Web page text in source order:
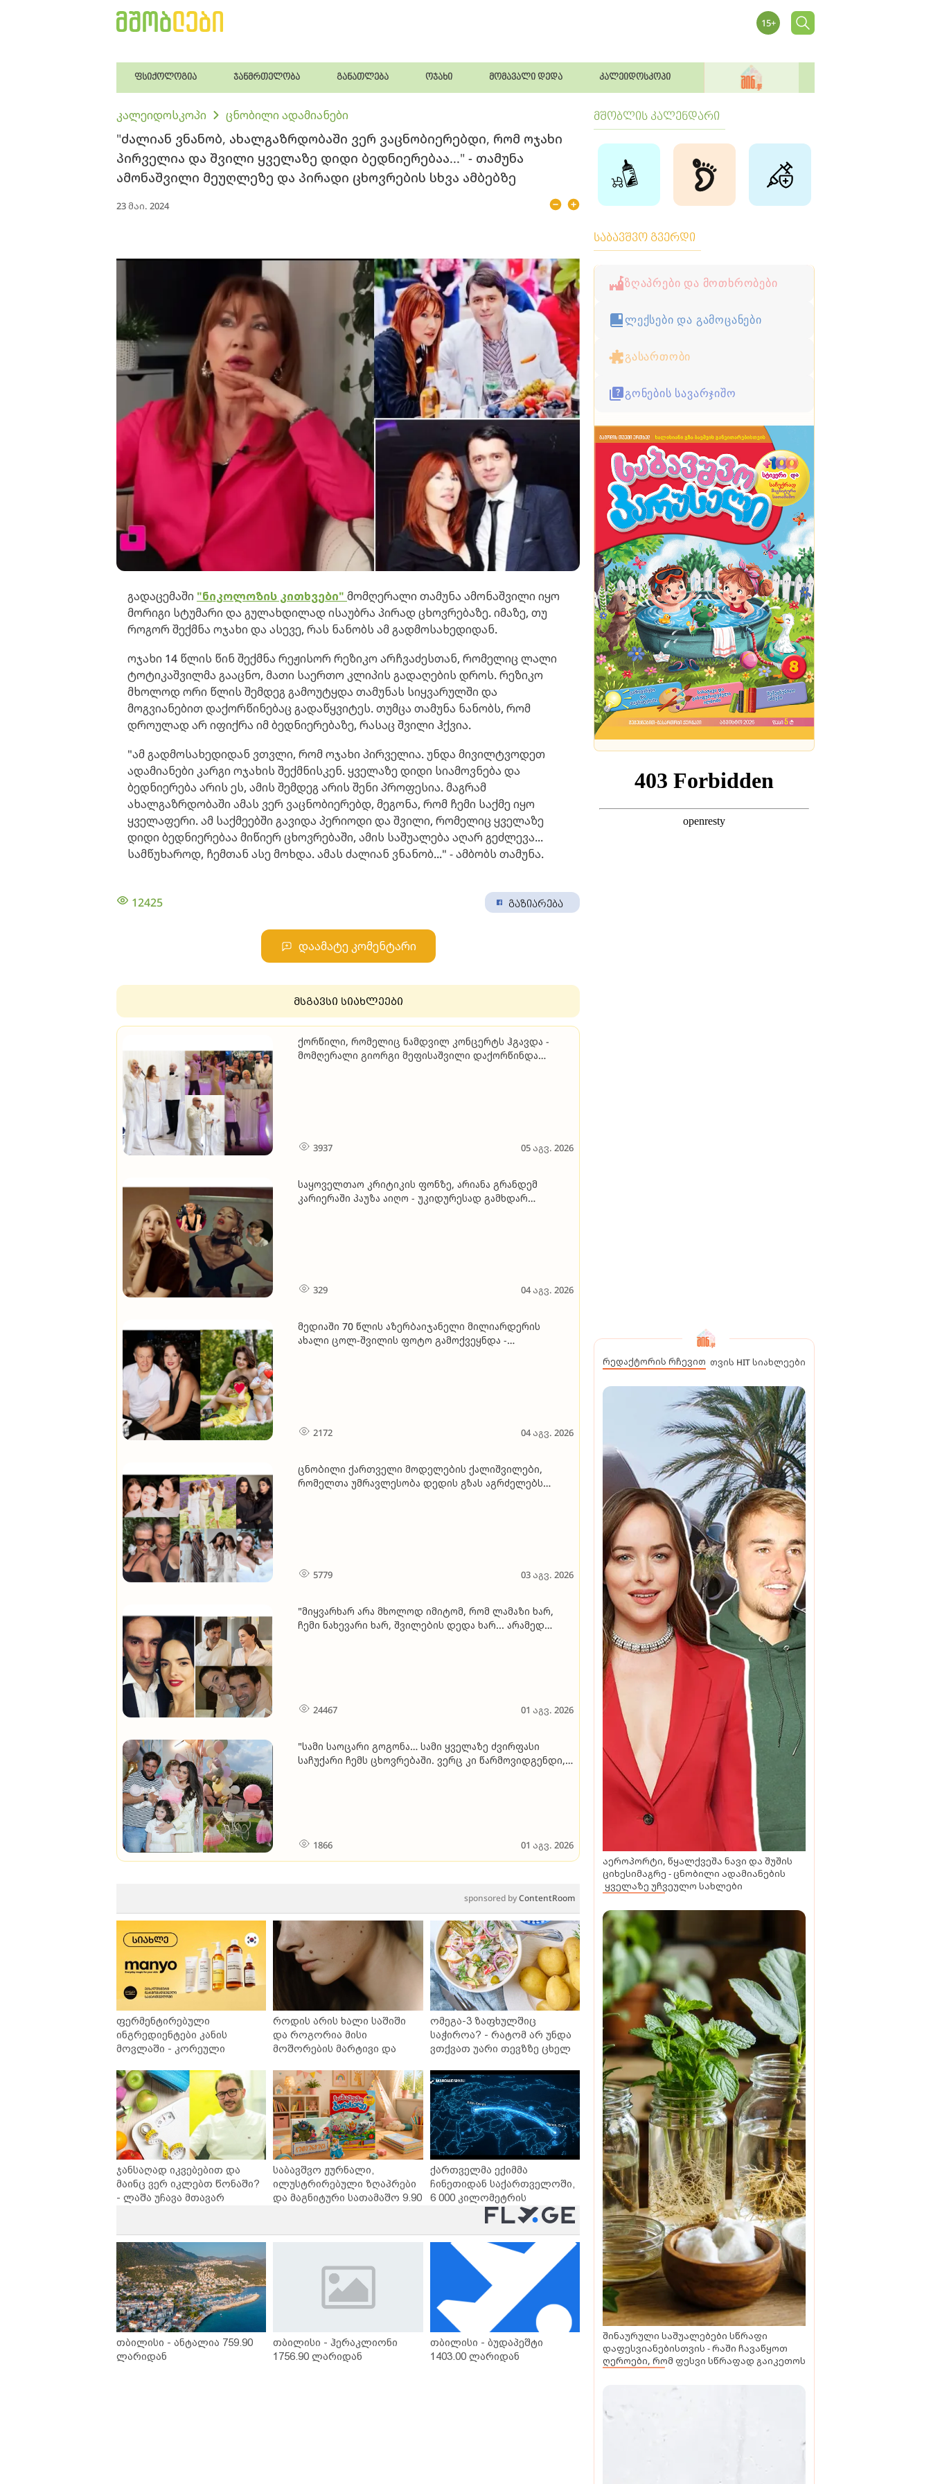
ფსიქოლოგია ჯანმრთელობა განათლება ოჯახი მომავალი დედა კალეიდოსკოპი
კალეიდოსკოპი ცნობილი ადამიანები
"ძალიან ვნანობ, ახალგაზრდობაში ვერ ვაცნობიერებდი, რომ ოჯახი
პირველია და შვილი ყველაზე დიდი ბედნიერებაა..." - თამუნა
ამონაშვილი მეუღლეზე და პირადი ცხოვრების სხვა ამბებზე
23 მაი. 2024
გადაცემაში "ნიკოლოზის კითხვები" მომღერალი თამუნა ამონაშვილი იყო
მორიგი სტუმარი და გულახდილად ისაუბრა პირად ცხოვრებაზე. იმაზე, თუ
როგორ შექმნა ოჯახი და ასევე, რას ნანობს ამ გადმოსახედიდან.
ოჯახი 14 წლის წინ შექმნა რეჟისორ რეზიკო არჩვაძესთან, რომელიც ლალი
ტოტიკაშვილმა გააცნო, მათი საერთო კლიპის გადაღების დროს. რეზიკო
მხოლოდ ორი წლის შემდეგ გამოუტყდა თამუნას სიყვარულში და
მოგვიანებით დაქორწინებაც გადაწყვიტეს. თუმცა თამუნა ნანობს, რომ
დროულად არ იფიქრა იმ ბედნიერებაზე, რასაც შვილი ჰქვია.
"ამ გადმოსახედიდან ვთვლი, რომ ოჯახი პირველია. უნდა მივილტვოდეთ
ადამიანები კარგი ოჯახის შექმნისკენ. ყველაზე დიდი სიამოვნება და
ბედნიერება არის ეს, ამის შემდეგ არის შენი პროფესია. მაგრამ
ახალგაზრდობაში ამას ვერ ვაცნობიერებდ, მეგონა, რომ ჩემი საქმე იყო
ყველაფერი. ამ საქმეებში გავიდა პერიოდი და შვილი, რომელიც ყველაზე
დიდი ბედნიერებაა მიწიერ ცხოვრებაში, ამის საშუალება აღარ გეძლევა...
სამწუხაროდ, ჩემთან ასე მოხდა. ამას ძალიან ვნანობ..." - ამბობს თამუნა.
12425 გაზიარება
დაამატე კომენტარი
მსგავსი სიახლეები
ქორწილი, რომელიც ნამდვილ კონცერტს ჰგავდა -
მომღერალი გიორგი მეფისაშვილი დაქორწინდა
3937 05 აგვ. 2026
საყოველთაო კრიტიკის ფონზე, არიანა გრანდემ
კარიერაში პაუზა აიღო - უკიდურესად გამხდარ
329 04 აგვ. 2026
მედიაში 70 წლის აზერბაიჯანელი მილიარდერის
ახალი ცოლ-შვილის ფოტო გამოქვეყნდა -
2172 04 აგვ. 2026
ცნობილი ქართველი მოდელების ქალიშვილები,
რომელთა უმრავლესობა დედის გზას აგრძელებს
5779 03 აგვ. 2026
"მიყვარხარ არა მხოლოდ იმიტომ, რომ ლამაზი ხარ,
ჩემი ნახევარი ხარ, შვილების დედა ხარ... არამედ
24467 01 აგვ. 2026
"სამი საოცარი გოგონა… სამი ყველაზე ძვირფასი
საჩუქარი ჩემს ცხოვრებაში. ვერც კი წარმოვიდგენდი,
1866 01 აგვ. 2026
sponsored byContentRoom
ფერმენტირებული
ინგრედიენტები კანის
მოვლაში - კორეული
საქართველოშია
როდის არის ხალი საშიში
და როგორია მისი
მოშორების მარტივი და
ომეგა-3 ზაფხულშიც
საჭიროა? - რატომ არ უნდა
ვთქვათ უარი თევზზე ცხელ
ჯანსაღად იკვებებით და
მაინც ვერ იკლებთ წონაში?
- ლაშა უჩავა მთავარ
საბავშვო ჟურნალი,
ილუსტრირებული ზღაპრები
და მაგნიტური სათამაშო 9.90
ქართველმა ექიმმა
ჩინეთიდან საქართველოში,
6 000 კილომეტრის
დაშორებით,
ტელერობოტული ოპერაცია
ჩაატარა - ისტორია
დაწერილია
თბილისი - ანტალია 759.90
ლარიდან
თბილისი - ჰერაკლიონი
1756.90 ლარიდან
თბილისი - ბუდაპეშტი
1403.00 ლარიდან
მშობლის კალენდარი
საბავშვო გვერდი
ზღაპრები და მოთხრობები
ლექსები და გამოცანები
გასართობი
გონების სავარჯიშო
რედაქტორის რჩევით თვის HIT სიახლეები
აეროპორტი, წყალქვეშა ნავი და შუშის
ციხესიმაგრე - ცნობილი ადამიანების
ყველაზე უჩვეულო სახლები
შინაურული საშუალებები სწრაფი
დაფესვიანებისთვის - რაში ჩავაწყოთ
ღეროები, რომ ფესვი სწრაფად გაიკეთოს